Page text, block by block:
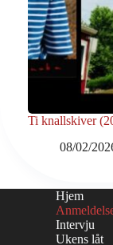
Ti knallskiver
08/02/
Hjem
Intervju
Ukens låt